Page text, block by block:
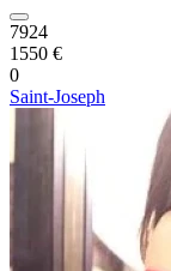
7924
1550 €
0
Saint-Joseph